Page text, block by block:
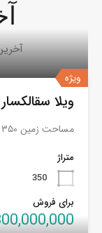
ویژه
ویلا سقالکسار
مساحت زمین ۳۵۰ متر ۱۴۰ متر بنای نیمه کاره دوبلکس…
متراژ
350
برای فروش